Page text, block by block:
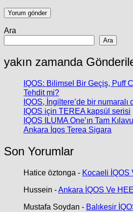
Ara
Ara
yakın zamanda
IQOS: Bilimsel Bir Geçiş, Puff
Tehdit mi?
IQOS, İngiltere’de bir numaralı
IQOS için TEREA kapsül serisi
IQOS ILUMA One’ın Tam
Ankara İqos Terea Sigara
Son Yorumlar
Hatice öztonga - Kocaeli İQOS
Hussein -Ankara İQOS Ve
Mustafa Soydan - Balıkesir